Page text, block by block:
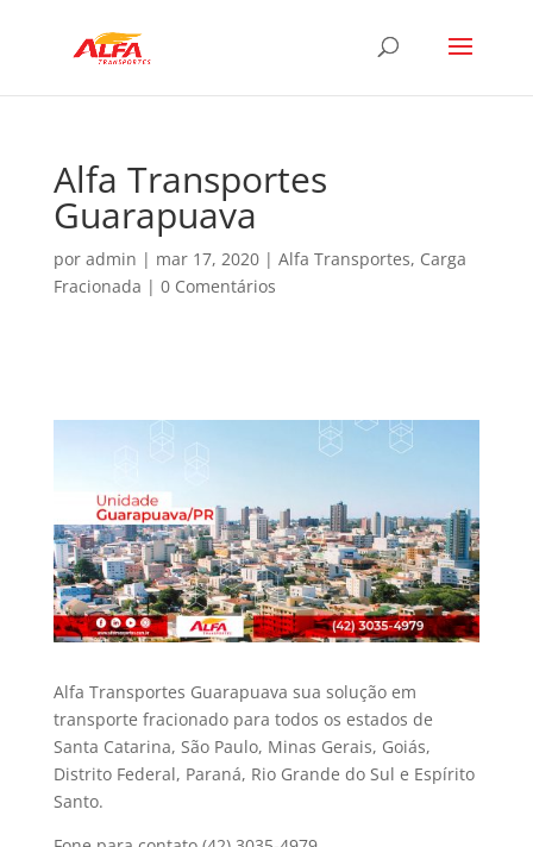
Alfa Transportes
Guarapuava
por admin | mar 17, 2020| Alfa Transportes, Carga
Fracionada | 0 Comentários
Alfa Transportes Guarapuava sua solução em
transporte fracionado para todos os estados de
Santa Catarina, São Paulo, Minas Gerais, Goiás,
Distrito Federal, Paraná, Rio Grande do Sul e Espírito
Santo.